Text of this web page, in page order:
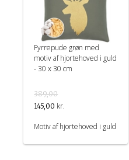
Fyrrepude grøn med
motiv af hjortehoved i guld
- 30 x 30 cm
389,00
145,00 kr.
Motiv af hjortehoved i guld